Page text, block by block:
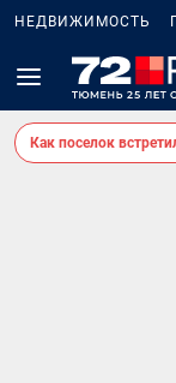
НЕДВИЖИМОСТЬ
Как поселок